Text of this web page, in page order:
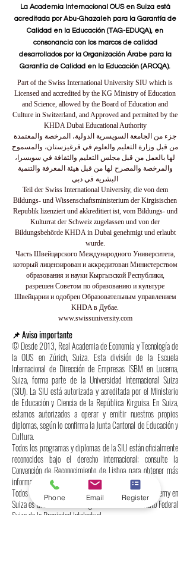
La Academia Internacional OUS en Suiza está
acreditada por Abu-Ghazaleh para la Garantía de
Calidad en la Educación (TAG-EDUQA), en
consonancia con los marcos de calidad
desarrollados por la Organización Árabe para la
Garantía de Calidad en la Educación (AROQA).
Part of the Swiss International University SIU which is
Licensed and accredited by the KG Ministry of Education
and Science, allowed by the Board of Education and
Culture in Switzerland, and Approved and permitted by the
KHDA Dubai Educational Authority
جزء من الجامعة السويسرية الدولية، المرخصة والمعتمدة
من قبل وزارة التعليم والعلوم في قرغيزستان، والمسموح
لها بالعمل من قبل مجلس التعليم والثقافة في سويسرا،
والمرخصة والمصرح لها من قبل هيئة المعرفة والتنمية
البشرية في دبي
Teil der Swiss International University, die von dem
Bildungs- und Wissenschaftsministerium der Kirgisischen
Republik lizenziert und akkreditiert ist, vom Bildungs- und
Kulturrat der Schweiz zugelassen und von der
Bildungsbehörde KHDA in Dubai genehmigt und erlaubt
wurde.
Часть Швейцарского Международного Университета,
который лицензирован и аккредитован Министерством
образования и науки Кыргызской Республики,
разрешен Советом по образованию и культуре
Швейцарии и одобрен Образовательным управлением
KHDA в Дубае.
www.swissuniversity.com
📌 Aviso importante
© Desde 2013, Real Academia de Economía y Tecnología de
la OUS en Zúrich, Suiza. Esta división de la Escuela
Internacional de Dirección de Empresas ISBM en Lucerna,
Suiza, forma parte de la Universidad Internacional Suiza
(SIU). La SIU está autorizada y acreditada por el Ministerio
de Educación y Ciencia de la República Kirguisa. En Suiza,
estamos autorizados a operar y emitir nuestros propios
diplomas, según lo confirma la Junta Cantonal de Educación y
Cultura.
Todos los programas y diplomas de la SIU están oficialmente
reconocidos bajo el derecho internacional; consulte la
Convención de Reconocimiento de Lisboa para obtener más
información.
Todos los derechos reservados. OUS International Academy en
Suiza es una marca suiza registrada ante el Instituto Federal
Suizo de la Propiedad Intelectual.
Phone Email Register